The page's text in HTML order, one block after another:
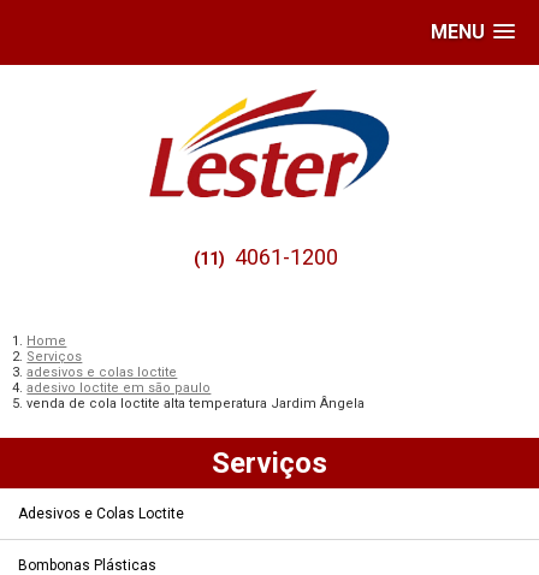
MENU
(11) 4061-1200
Home
Serviços
adesivos e colas loctite
adesivo loctite em são paulo
venda de cola loctite alta temperatura Jardim Ângela
Serviços
Adesivos e Colas Loctite
Bombonas Plásticas